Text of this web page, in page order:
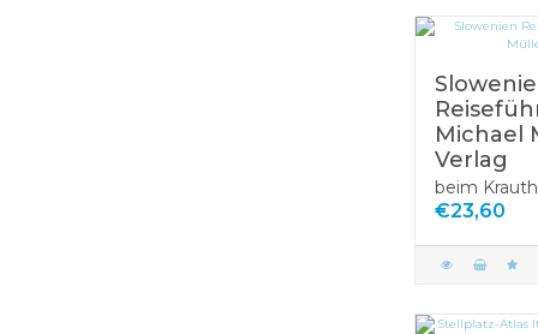
Michael
Verlag
beim Krauth
€23,60